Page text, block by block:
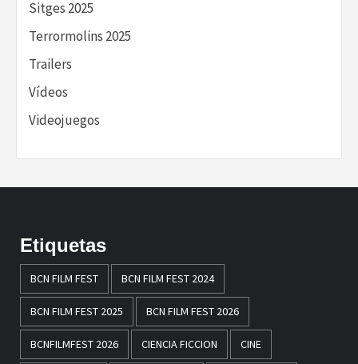
Sitges 2025
Terrormolins 2025
Trailers
Vídeos
Videojuegos
Etiquetas
BCN FILM FEST BCN FILM FEST 2024
BCN FILM FEST 2025 BCN FILM FEST 2026
BCNFILMFEST 2026 CIENCIA FICCION CINE